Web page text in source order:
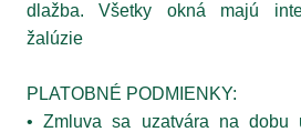
dlažba. Všetky okná majú
žalúzie
PLATOBNÉ PODMIENKY:
• Zmluva sa uzatvára na